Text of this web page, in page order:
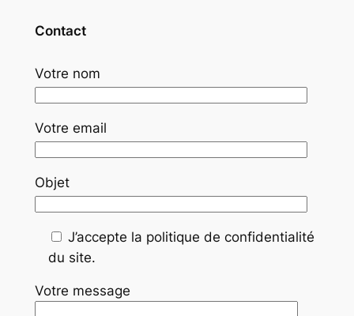
Contact
Votre nom
Votre email
Objet
J’accepte la politique de confidentialité
du site.
Votre message